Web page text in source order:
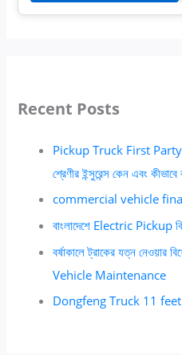
Recent Posts
Pickup Truck First Party
শ্রেণীর ইন্সুরেন্স কেন এবং
commercial vehicle
বাংলাদেশে Electric Pickup
বর্ষাকালে ট্রাকের যত্ন
Vehicle Maintenance
Dongfeng Truck 11 feet